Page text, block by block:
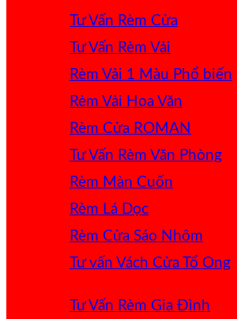
Tư Vấn Rèm Cửa
Tư Vấn Rèm Vải
Rèm Vải 1 Màu
Rèm Vải Hoa Văn
Rèm Cửa ROMAN
Tư Vấn Rèm Văn Phòng
Rèm Màn Cuốn
Rèm Lá Dọc
Rèm Cửa Sáo Nhôm
Tư vấn Vách Cửa Tổ Ong
Tư Vấn Rèm Gia Đình